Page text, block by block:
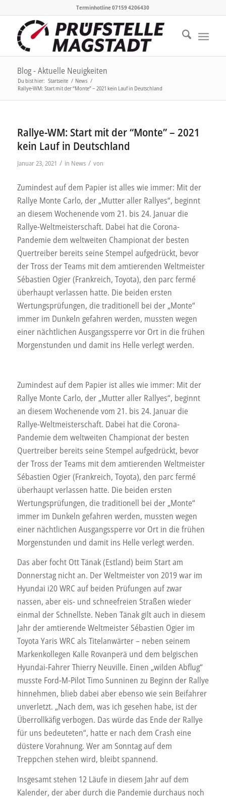
Terminhotline 07159 4206430
Blog - Aktuelle Neuigkeiten
Du bist hier: Startseite / News /
Rallye-WM: Start mit der “Monte” – 2021 kein Lauf in Deutschland
Rallye-WM: Start mit der “Monte” – 2021
kein Lauf in Deutschland
Januar 23, 2021 / in News / von
Zumindest auf dem Papier ist alles wie immer: Mit der
Rallye Monte Carlo, der „Mutter aller Rallyes“, beginnt
an diesem Wochenende vom 21. bis 24. Januar die
Rallye-Weltmeisterschaft. Dabei hat die Corona-
Pandemie dem weltweiten Championat der besten
Quertreiber bereits seine Stempel aufgedrückt, bevor
der Tross der Teams mit dem amtierenden Weltmeister
Sébastien Ogier (Frankreich, Toyota), den parc fermé
überhaupt verlassen hatte. Die beiden ersten
Wertungsprüfungen, die traditionell bei der „Monte“
immer im Dunkeln gefahren werden, mussten wegen
einer nächtlichen Ausgangssperre vor Ort in die frühen
Morgenstunden und damit ins Helle verlegt werden.
Zumindest auf dem Papier ist alles wie immer: Mit der
Rallye Monte Carlo, der „Mutter aller Rallyes“, beginnt
an diesem Wochenende vom 21. bis 24. Januar die
Rallye-Weltmeisterschaft. Dabei hat die Corona-
Pandemie dem weltweiten Championat der besten
Quertreiber bereits seine Stempel aufgedrückt, bevor
der Tross der Teams mit dem amtierenden Weltmeister
Sébastien Ogier (Frankreich, Toyota), den parc fermé
überhaupt verlassen hatte. Die beiden ersten
Wertungsprüfungen, die traditionell bei der „Monte“
immer im Dunkeln gefahren werden, mussten wegen
einer nächtlichen Ausgangssperre vor Ort in die frühen
Morgenstunden und damit ins Helle verlegt werden.
Das aber focht Ott Tänak (Estland) beim Start am
Donnerstag nicht an. Der Weltmeister von 2019 war im
Hyundai i20 WRC auf beiden Prüfungen auf zwar
nassen, aber eis- und schneefreien Straßen wieder
einmal der Schnellste. Neben Tänak gilt auch in diesem
Jahr der amtierende Weltmeister Sébastien Ogier im
Toyota Yaris WRC als Titelanwärter – neben seinem
Markenkollegen Kalle Rovanperä und dem belgischen
Hyundai-Fahrer Thierry Neuville. Einen „wilden Abflug“
musste Ford-M-Pilot Timo Sunninen zu Beginn der Rallye
hinnehmen, blieb dabei aber ebenso wie sein Beifahrer
unverletzt. „Nach dem, was ich gesehen habe, ist der
Überrollkäfig verbogen. Das würde das Ende der Rallye
für uns bedeuteten“, hatte er nach dem Crash eine
düstere Vorahnung. Wer am Sonntag auf dem
Treppchen stehen wird, bleibt spannend.
Insgesamt stehen 12 Läufe in diesem Jahr auf dem
Kalender, der aber durch die Pandemie durchaus noch